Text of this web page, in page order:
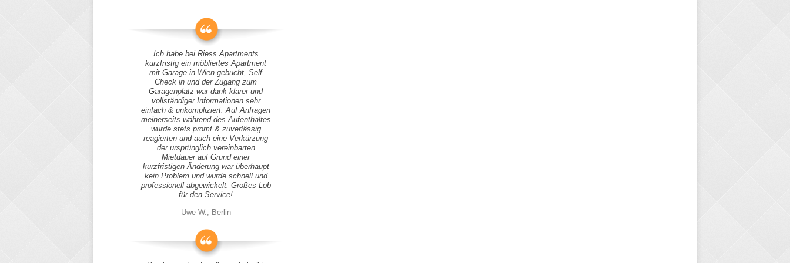
Ich habe bei Riess Apartments
kurzfristig ein möbliertes Apartment
mit Garage in Wien gebucht, Self
Check in und der Zugang zum
Garagenplatz war dank klarer und
vollständiger Informationen sehr
einfach & unkompliziert. Auf Anfragen
meinerseits während des Aufenthaltes
wurde stets promt & zuverlässig
reagierten und auch eine Verkürzung
der ursprünglich vereinbarten
Mietdauer auf Grund einer
kurzfristigen Änderung war überhaupt
kein Problem und wurde schnell und
professionell abgewickelt. Großes Lob
für den Service!
Uwe W., Berlin